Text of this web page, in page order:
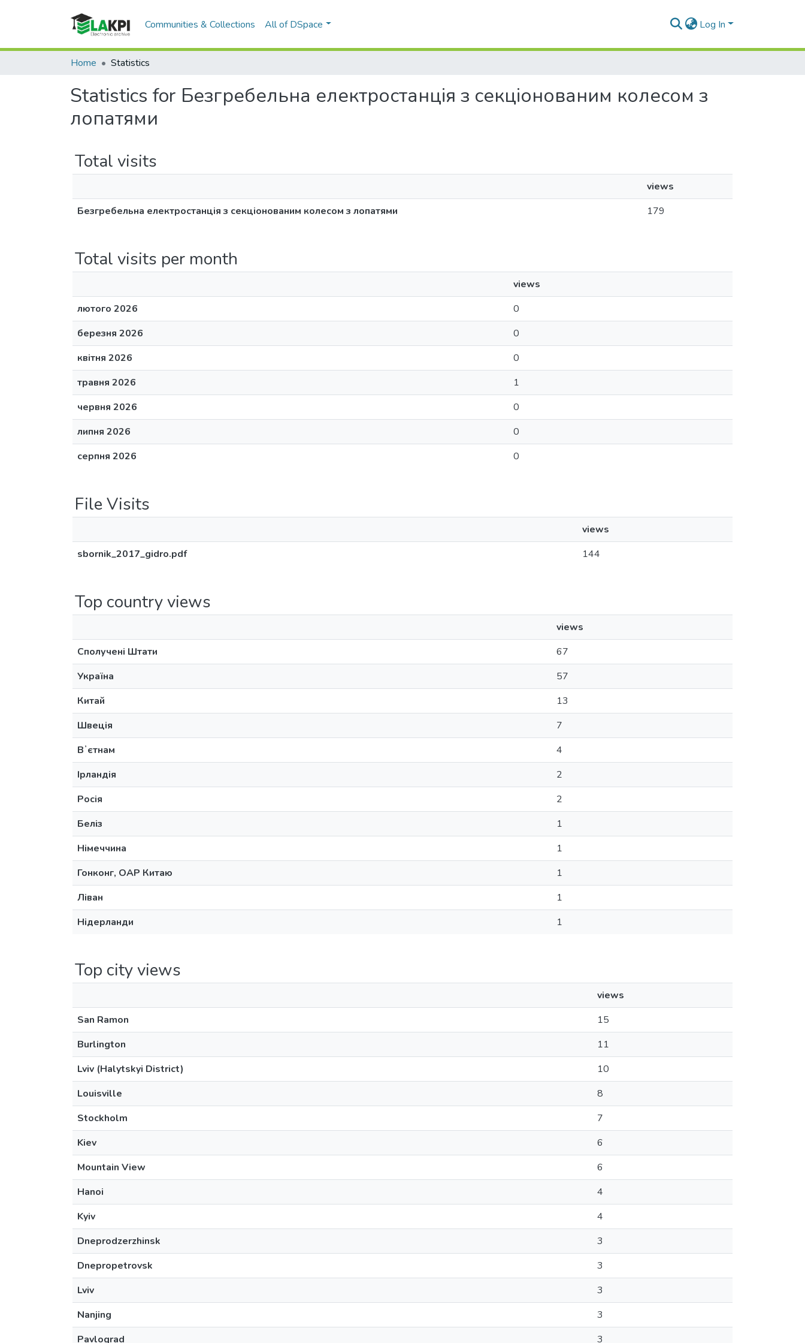
Communities & Collections All of DSpace Log In
Home Statistics
Statistics for Безгребельна електростанція з секціонованим колесом з
лопатями
Total visits
views
Безгребельна електростанція з секціонованим колесом з лопатями
179
Total visits per month
views
лютого 2026
0
березня 2026
0
квітня 2026
0
травня 2026
1
червня 2026
0
липня 2026
0
серпня 2026
0
File Visits
views
sbornik_2017_gidro.pdf
144
Top country views
views
Сполучені Штати
67
Україна
57
Китай
13
Швеція
7
Вʼєтнам
4
Ірландія
2
Росія
2
Беліз
1
Німеччина
1
Гонконг, ОАР Китаю
1
Ліван
1
Нідерланди
1
Top city views
views
San Ramon
15
Burlington
11
Lviv (Halytskyi District)
10
Louisville
8
Stockholm
7
Kiev
6
Mountain View
6
Hanoi
4
Kyiv
4
Dneprodzerzhinsk
3
Dnepropetrovsk
3
Lviv
3
Nanjing
3
Pavlograd
3